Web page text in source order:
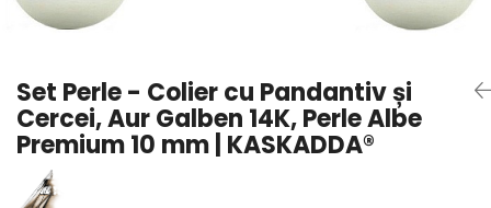
Seturi Perle cu Argint
Pandantive cu Perle
Brose cu Perle
Set Perle - Colier cu Pandantiv și
Cercei, Aur Galben 14K, Perle Albe
Premium 10 mm | KASKADDA®